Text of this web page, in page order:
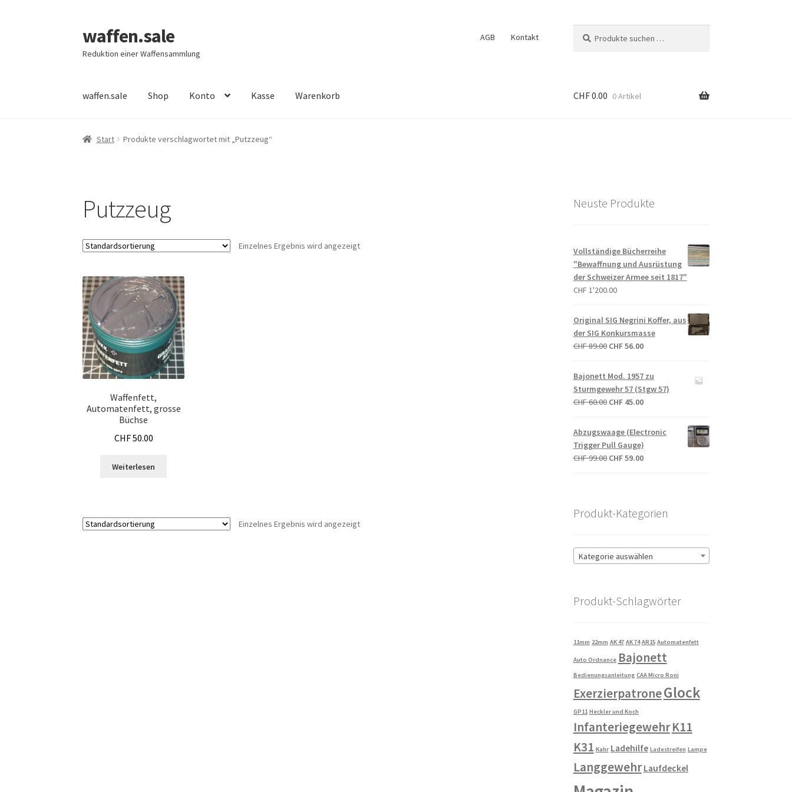
Zur
Navigation
springen
Zum
Inhalt
springen
waffen.sale
Reduktion einer Waffensammlung
AGB Kontakt
nach:
waffen.sale Shop Konto Kasse Warenkorb
Start Alle Produkte Allgemeine Bedingungen Cookie Policy (EU)
CHF0.00 0 Artikel
Start Produkte verschlagwortet mit „Putzzeug“
Putzzeug
Einzelnes Ergebnis wird angezeigt
Waffenfett,
Automatenfett, grosse
Büchse
CHF50.00
Weiterlesen
Einzelnes Ergebnis wird angezeigt
Neuste Produkte
Vollständige Bücherreihe
"Bewaffnung und Ausrüstung
der Schweizer Armee seit 1817"
CHF 1'200.00
Original SIG Negrini Koffer, aus
der SIG Konkursmasse
CHF89.00 Ursprünglicher
war:
CHF 89.00
CHF56.00Aktueller
ist:
CHF 56.00.
Bajonett Mod. 1957 zu
Sturmgewehr 57 (Stgw 57)
CHF60.00 Ursprünglicher
CHF 60.00
CHF45.00Aktueller
ist:
CHF 45.00.
Abzugswaage (Electronic
Trigger Pull Gauge)
CHF99.00 Ursprünglicher
CHF59.00Aktueller
Produkt-Kategorien
Kategorie auswählen
Produkt-Schlagwörter
11mm 22mm AK 47 AK 74 AR15 Automatenfett
Auto Ordnance Bajonett
Bedienungsanleitung CAA Micro Roni
ExerzierpatroneGlock
GP11 Heckler und Koch
InfanteriegewehrK11
K31 Kahr Ladehilfe Ladestreifen Lampe
Langgewehr Laufdeckel